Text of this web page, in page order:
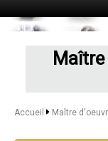
Accueil Maître